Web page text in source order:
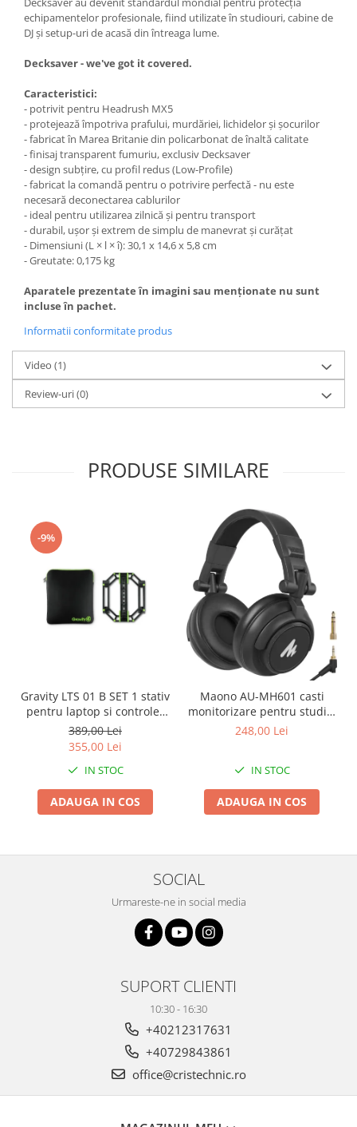
echipamentelor profesionale, fiind utilizate în studiouri, cabine de
DJ și setup-uri de acasă din întreaga lume.
Decksaver - we've got it covered.
Caracteristici:
- potrivit pentru Headrush MX5
- protejează împotriva prafului, murdăriei, lichidelor și șocurilor
- fabricat în Marea Britanie din policarbonat de înaltă calitate
- finisaj transparent fumuriu, exclusiv Decksaver
- design subțire, cu profil redus (Low-Profile)
- fabricat la comandă pentru o potrivire perfectă - nu este
necesară deconectarea cablurilor
- ideal pentru utilizarea zilnică și pentru transport
- durabil, ușor și extrem de simplu de manevrat și curățat
- Dimensiuni (L × l × î): 30,1 x 14,6 x 5,8 cm
- Greutate: 0,175 kg
Aparatele prezentate în imagini sau menționate nu sunt
incluse în pachet.
Informatii conformitate produs
Video (1)
Review-uri(0)
PRODUSE SIMILARE
-9%
Gravity LTS 01 B SET 1 stativ
pentru laptop si controler
midi
389,00 Lei
355,00 Lei
IN STOC
ADAUGA IN COS
Maono AU-MH601 casti
monitorizare pentru studio,
podcast si DJ
248,00 Lei
IN STOC
ADAUGA IN COS
SOCIAL
Urmareste-ne in social media
SUPORT CLIENTI
10:30 - 16:30
+40212317631
+40729843861
office@cristechnic.ro